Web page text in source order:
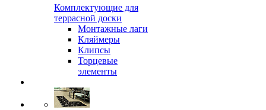
Комплектующие для
террасной доски
Монтажные лаги
Кляймеры
Клипсы
Торцевые
элементы